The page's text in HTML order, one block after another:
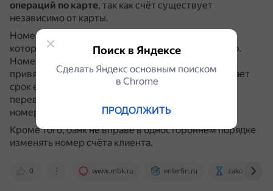
операций по карте, так как счёт существует
независимо от карты.
Номер карты — это внешний идентификатор, по
которому платёжная система проводит операцию.
Номер счёта — внутренний реквизит, к которому
привязаны деньги.Если карта теряется или истекает
срок её действия, деньги остаются на счёте, а
перевыпущенную карту привязывают к тому же
номеру счёта.
Кроме того, банк не вправе в одностороннем порядке
изменять номер счёта клиента.
0 www.mbk.ru enterfin.ru zakon.ru
Поиск в Яндексе
Сделать Яндекс основным поиском
в Сhrome
ПРОДОЛЖИТЬ